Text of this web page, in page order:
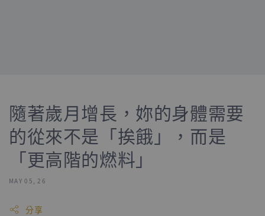
隨著歲月增長，妳的身體需要
的從來不是「挨餓」，而是
「更高階的燃料」
MAY 05, 26
分享